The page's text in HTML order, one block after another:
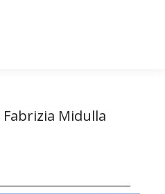
Fabrizia Midulla